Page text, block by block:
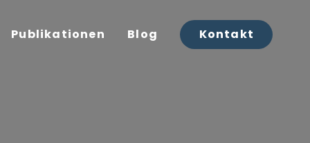
Publikationen Blog Kontakt